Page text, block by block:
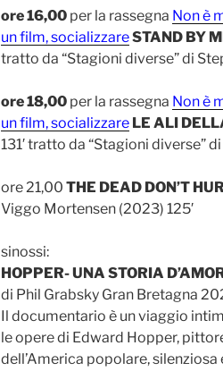
ore 16,00 per la rassegna Non è
un film, socializzareSTAND BY
tratto da “Stagioni diverse” di
ore 18,00 per la rassegna Non è
un film, socializzare LE ALI
131′ tratto da “Stagioni diverse”
ore 21,00 THE DEAD DON’T
Viggo Mortensen (2023) 125′
sinossi:
HOPPER- UNA STORIA
di Phil Grabsky Gran Bretagna
Il documentario è un viaggio
le opere di Edward Hopper,
dell’America popolare,